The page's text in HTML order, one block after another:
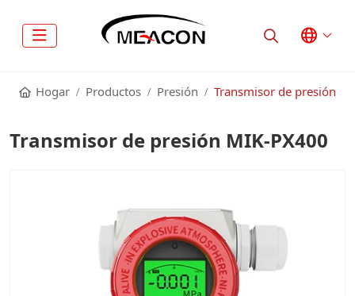
Hogar Productos Presión Transmisor de presión
Transmisor de presión MIK-PX400